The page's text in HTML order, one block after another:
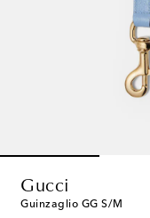
Gucci
Guinzaglio GG S/M